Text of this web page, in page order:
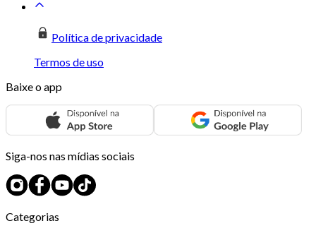
Política de privacidade
Termos de uso
Baixe o app
Siga-nos nas mídias sociais
Categorias